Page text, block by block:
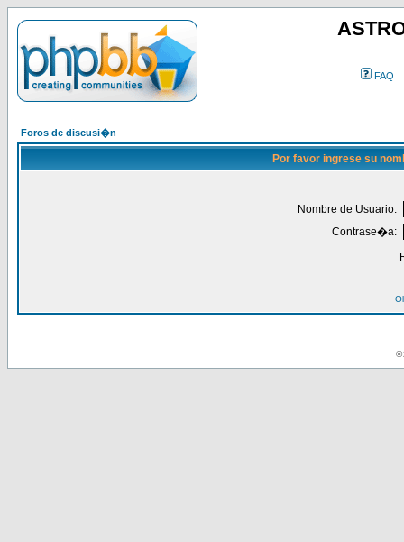
FAQ
Foros de discusi�n
Por favor ingrese su
Nombre de Usuario:
Contrase�a:
©